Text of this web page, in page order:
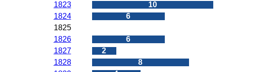
1823
10
1824
6
1825
1826
6
1827
2
1828
8